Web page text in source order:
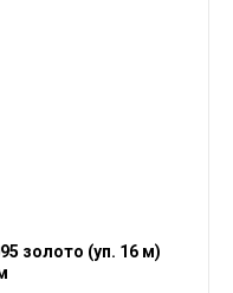
золото (уп. 16 м)